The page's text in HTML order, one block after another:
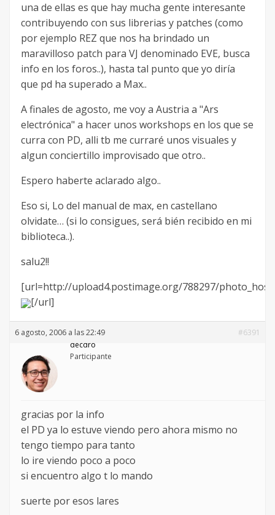
una de ellas es que hay mucha gente interesante
contribuyendo con sus librerias y patches (como
por ejemplo REZ que nos ha brindado un
maravilloso patch para VJ denominado EVE, busca
info en los foros..), hasta tal punto que yo diría
que pd ha superado a Max..
A finales de agosto, me voy a Austria a "Ars
electrónica" a hacer unos workshops en los que se
curra con PD, alli tb me curraré unos visuales y
algun conciertillo improvisado que otro..
Espero haberte aclarado algo..
Eso si, Lo del manual de max, en castellano
olvidate… (si lo consigues, será bién recibido en mi
biblioteca..).
salu2!!
[url=http://upload4.postimage.org/788297/
[/url]
6 agosto, 2006 a las 22:49
#6391
decdro
Participante
gracias por la info
el PD ya lo estuve viendo pero ahora mismo no
tengo tiempo para tanto
lo ire viendo poco a poco
si encuentro algo t lo mando
suerte por esos lares